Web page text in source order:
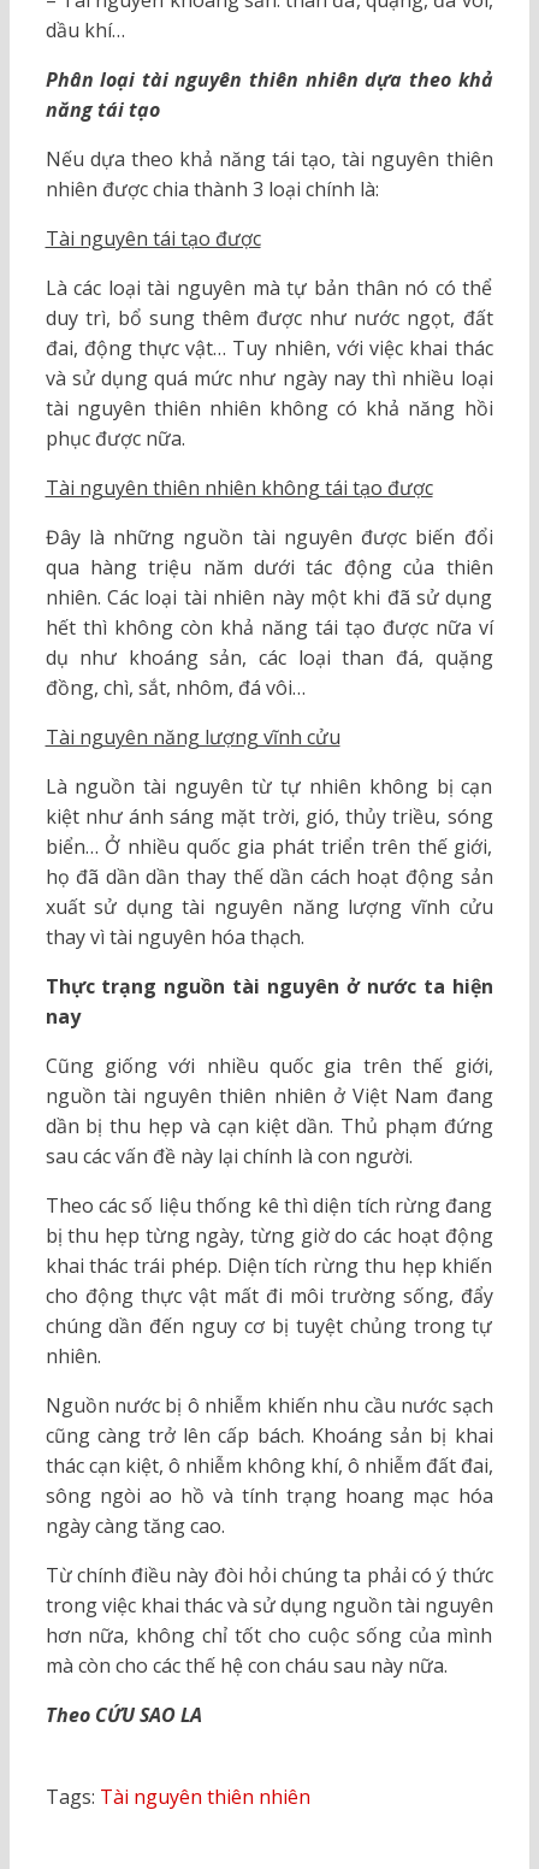
dầu khí…
Phân loại tài nguyên thiên nhiên dựa theo khả
năng tái tạo
Nếu dựa theo khả năng tái tạo, tài nguyên thiên
nhiên được chia thành 3 loại chính là:
Tài nguyên tái tạo được
Là các loại tài nguyên mà tự bản thân nó có thể
duy trì, bổ sung thêm được như nước ngọt, đất
đai, động thực vật… Tuy nhiên, với việc khai thác
và sử dụng quá mức như ngày nay thì nhiều loại
tài nguyên thiên nhiên không có khả năng hồi
phục được nữa.
Tài nguyên thiên nhiên không tái tạo được
Đây là những nguồn tài nguyên được biến đổi
qua hàng triệu năm dưới tác động của thiên
nhiên. Các loại tài nhiên này một khi đã sử dụng
hết thì không còn khả năng tái tạo được nữa ví
dụ như khoáng sản, các loại than đá, quặng
đồng, chì, sắt, nhôm, đá vôi…
Tài nguyên năng lượng vĩnh cửu
Là nguồn tài nguyên từ tự nhiên không bị cạn
kiệt như ánh sáng mặt trời, gió, thủy triều, sóng
biển… Ở nhiều quốc gia phát triển trên thế giới,
họ đã dần dần thay thế dần cách hoạt động sản
xuất sử dụng tài nguyên năng lượng vĩnh cửu
thay vì tài nguyên hóa thạch.
Thực trạng nguồn tài nguyên ở nước ta hiện
nay
Cũng giống với nhiều quốc gia trên thế giới,
nguồn tài nguyên thiên nhiên ở Việt Nam đang
dần bị thu hẹp và cạn kiệt dần. Thủ phạm đứng
sau các vấn đề này lại chính là con người.
Theo các số liệu thống kê thì diện tích rừng đang
bị thu hẹp từng ngày, từng giờ do các hoạt động
khai thác trái phép. Diện tích rừng thu hẹp khiến
cho động thực vật mất đi môi trường sống, đẩy
chúng dần đến nguy cơ bị tuyệt chủng trong tự
nhiên.
Nguồn nước bị ô nhiễm khiến nhu cầu nước sạch
cũng càng trở lên cấp bách. Khoáng sản bị khai
thác cạn kiệt, ô nhiễm không khí, ô nhiễm đất đai,
sông ngòi ao hồ và tính trạng hoang mạc hóa
ngày càng tăng cao.
Từ chính điều này đòi hỏi chúng ta phải có ý thức
trong việc khai thác và sử dụng nguồn tài nguyên
hơn nữa, không chỉ tốt cho cuộc sống của mình
mà còn cho các thế hệ con cháu sau này nữa.
Theo CỨU SAO LA
Tags: Tài nguyên thiên nhiên